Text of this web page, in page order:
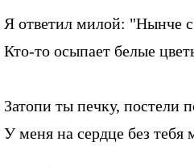
Я ответил милой: "Нынче
Кто-то осыпает белые
Затопи ты печку, постели
У меня на сердце без тебя